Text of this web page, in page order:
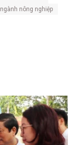
ngành nông nghiệp